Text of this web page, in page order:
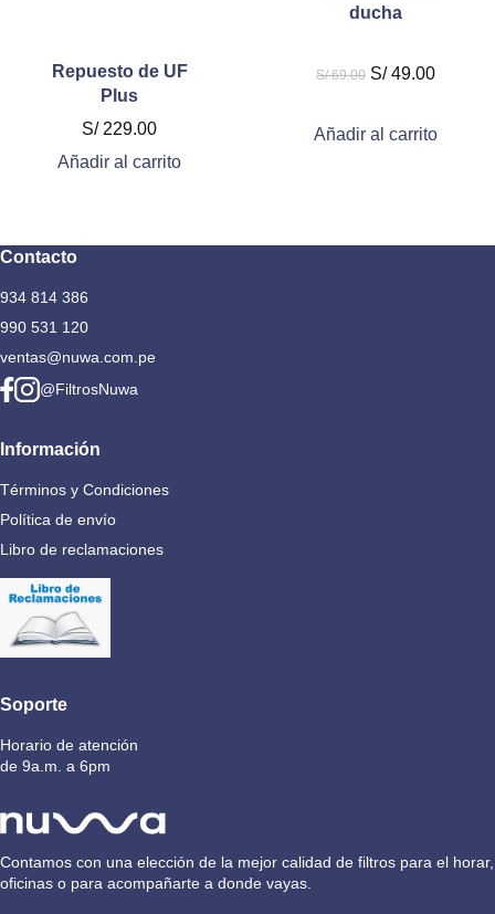
Repuesto de UF
Plus
S/229.00
Añadir al carrito
ducha
S/69.00 El
era:
S/49.00El
es:
Añadir al carrito
Contacto
934 814 386
990 531 120
ventas@nuwa.com.pe
@FiltrosNuwa
Información
Términos y Condiciones
Política de envío
Libro de reclamaciones
Soporte
Horario de atención
de 9a.m. a 6pm
Contamos con una elección de la mejor calidad de filtros para el horar,
oficinas o para acompañarte a donde vayas.